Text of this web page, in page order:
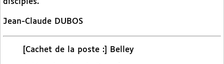
Jean-Claude DUBOS
[Cachet de la poste :] Belley